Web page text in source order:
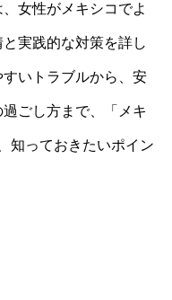
女性がメキシコでよ
実践的な対策を詳し
いトラブルから、安
ごし方まで、「メキ
知っておきたいポイン